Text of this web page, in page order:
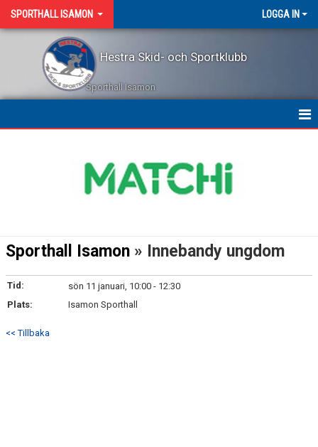
SPORTHALL ISAMON LOGGA IN
Hestra Skid- och Sportklubb
Sporthall Isamon
Sporthall Isamon » Innebandy ungdom
Tid:
sön 11 januari, 10:00 - 12:30
Plats:
Isamon Sporthall
<< Tillbaka